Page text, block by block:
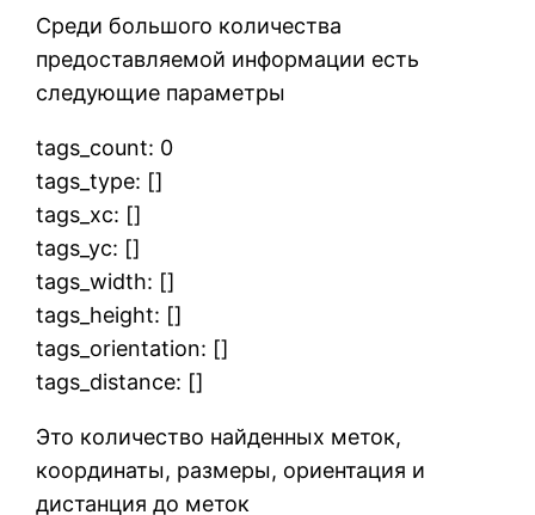
Среди большого количества
предоставляемой информации есть
следующие параметры
tags_count: 0
tags_type: []
tags_xc: []
tags_yc: []
tags_width: []
tags_height: []
tags_orientation: []
tags_distance: []
Это количество найденных меток,
координаты, размеры, ориентация и
дистанция до меток